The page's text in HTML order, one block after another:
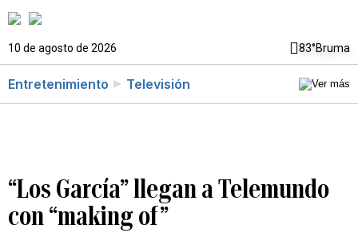
10 de agosto de 2026 83°Bruma
Entretenimiento Televisión
“Los García” llegan a Telemundo
con “making of”